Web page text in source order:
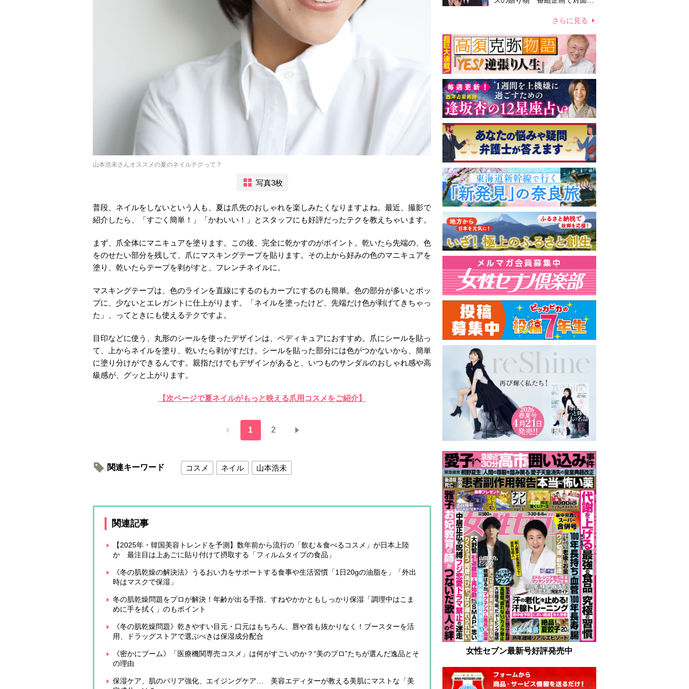
山本浩未さんオススメの夏のネイルテクって？
写真3枚
普段、ネイルをしないという人も、夏は爪先のおしゃれを楽しみたくなりますよね。最近、撮影で
紹介したら、「すごく簡単！」「かわいい！」とスタッフにも好評だったテクを教えちゃいます。
まず、爪全体にマニキュアを塗ります。この後、完全に乾かすのがポイント。乾いたら先端の、色
をのせたい部分を残して、爪にマスキングテープを貼ります。その上から好みの色のマニキュアを
塗り、乾いたらテープを剥がすと、フレンチネイルに。
マスキングテープは、色のラインを直線にするのもカーブにするのも簡単。色の部分が多いとポッ
プに、少ないとエレガントに仕上がります。「ネイルを塗ったけど、先端だけ色が剥げてきちゃっ
た」、ってときにも使えるテクですよ。
目印などに使う、丸形のシールを使ったデザインは、ペディキュアにおすすめ。爪にシールを貼っ
て、上からネイルを塗り、乾いたら剥がすだけ。シールを貼った部分には色がつかないから、簡単
に塗り分けができるんです。親指だけでもデザインがあると、いつものサンダルのおしゃれ感や高
級感が、グッと上がります。
【次ページで夏ネイルがもっと映える爪用コスメをご紹介】
1 2
関連キーワード コスメ ネイル 山本浩未
関連記事
【2025年・韓国美容トレンドを予測】数年前から流行の「飲む＆食べるコスメ」が日本上陸
か 最注目は上あごに貼り付けて摂取する「フィルムタイプの食品」
《冬の肌乾燥の解決法》うるおい力をサポートする食事や生活習慣「1日20gの油脂を」「外出
時はマスクで保湿」
冬の肌乾燥問題をプロが解決！年齢が出る手指、すねやかかともしっかり保湿「調理中はこま
めに手を拭く」のもポイント
《冬の肌乾燥問題》乾きやすい目元・口元はもちろん、唇や首も抜かりなく！ブースターを活
用、ドラッグストアで選ぶべきは保湿成分配合
《密かにブーム》「医療機関専売コスメ」は何がすごいのか？“美のプロ”たちが選んだ逸品とそ
の理由
保湿ケア、肌のバリア強化、エイジングケア… 美容エディターが教える美肌にマストな「美
心遣いに「うれしくて号泣しま
さらに見る
女性セブン最新号好評発売中